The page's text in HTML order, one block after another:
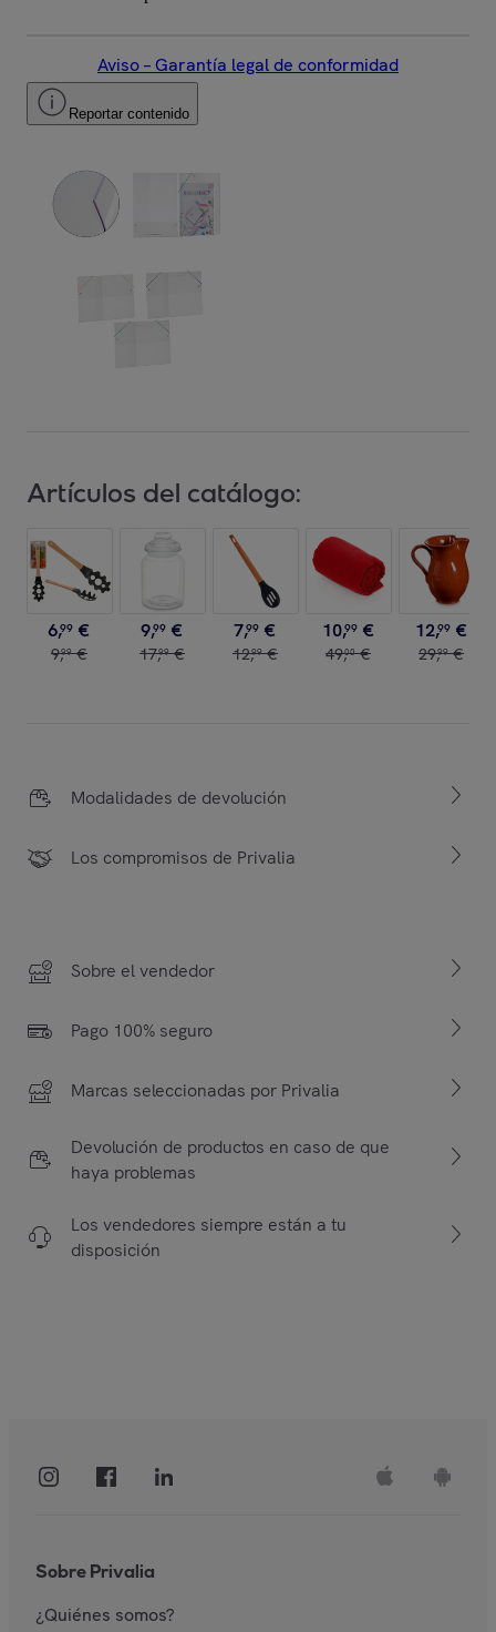
Aviso – Garantía legal de conformidad
Reportar contenido
Artículos del catálogo:
6,99 €
9,99 €
9,99 €
17,99 €
7,99 €
12,99 €
10,99 €
49,00 €
12,99 €
29,99 €
Modalidades de devolución
Los compromisos de Privalia
Sobre el vendedor
Pago 100% seguro
Marcas seleccionadas por Privalia
Devolución de productos en caso de que
haya problemas
Los vendedores siempre están a tu
disposición
Sobre Privalia
¿Quiénes somos?